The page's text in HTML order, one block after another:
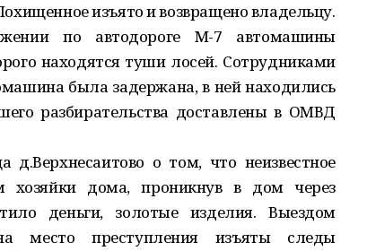
изъято и возвращено владельцу.
по автодороге М-7 автомашины
находятся туши лосей. Сотрудниками
была задержана, в ней находились
разбирательства доставлены в ОМВД
д.Верхнесаитово о том, что неизвестное
хозяйки дома, проникнув в дом через
деньги, золотые изделия. Выездом
место преступления изъяты следы